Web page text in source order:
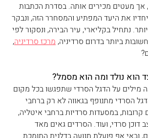
אך מעטים מכירים אותה. בסדרת הכתבות
את היעד המפתיע והמסחרר הזה, ונבקר
נתחיל בקליארי, עיר הבירה, ונסקור לפי
ביותר בדרום סרדיניה, מרכז סרדיניה,
הוא נולד ומה הוא מסמל?
מילים על הדגל הסרדי שתפגשו בכל מקום
הסרדי מתנופף בגאווה לא רק ברחבי
קרובות, במסעדות סרדיות ברחבי איטליה,
דוכן סרדי, ועוד. הסרדים גאים מאד